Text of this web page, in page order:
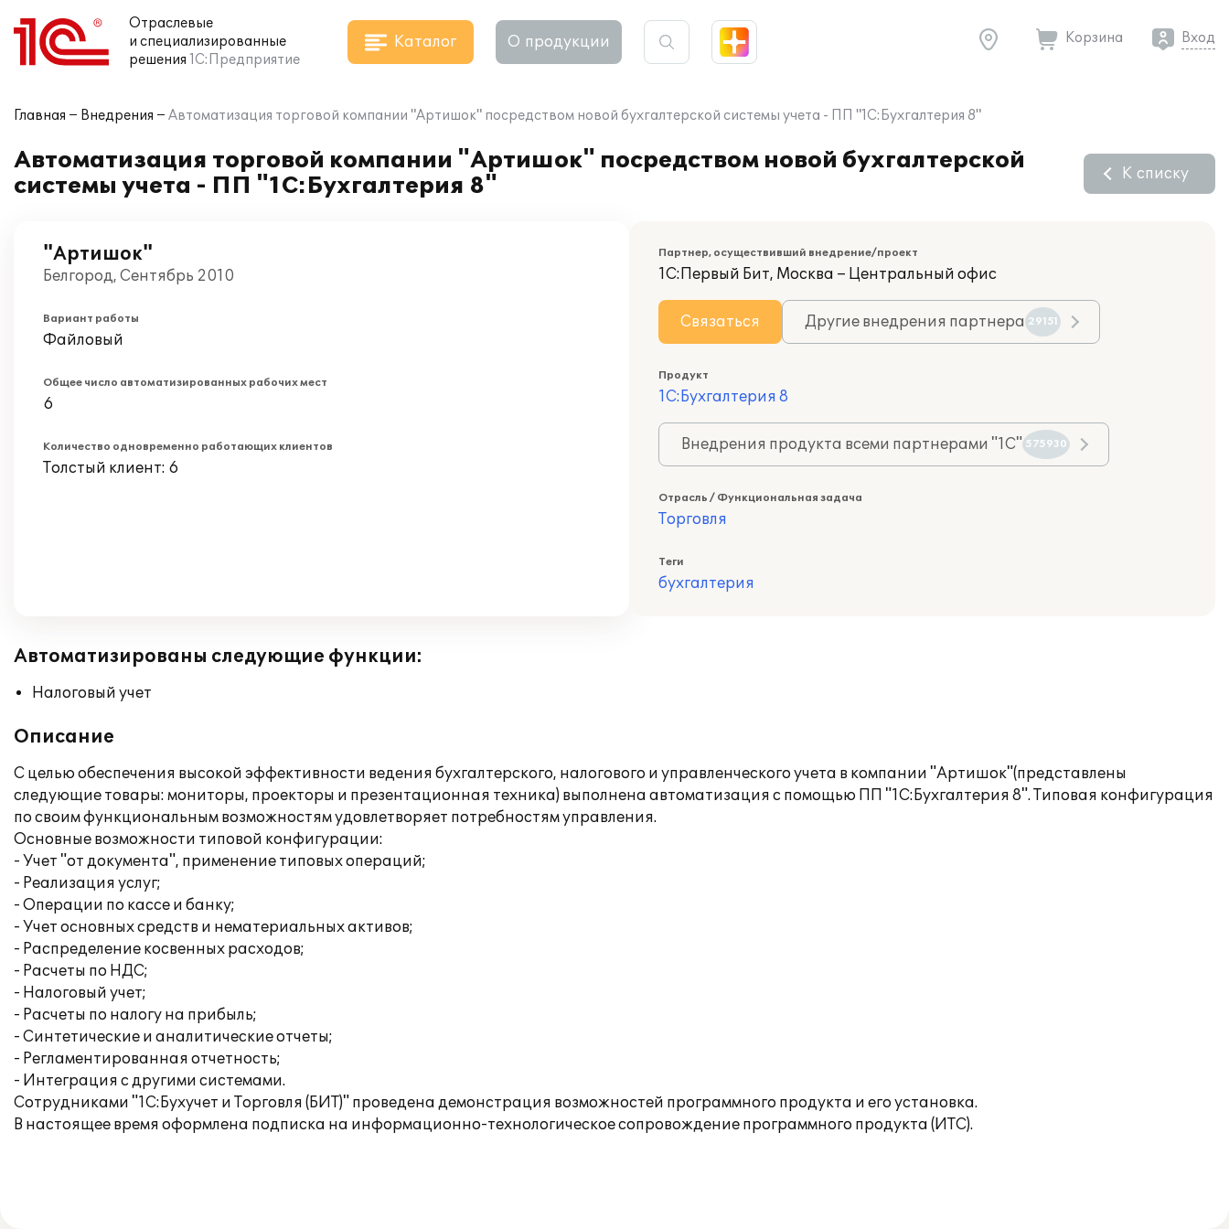
Отраслевые
и специализированные
решения 1С:Предприятие
Каталог О продукции Корзина Вход
Главная Внедрения Автоматизация торговой компании "Артишок" посредством новой бухгалтерской системы учета - ПП "1С:Бухгалтерия 8"
Автоматизация торговой компании "Артишок" посредством новой бухгалтерской
системы учета - ПП "1С:Бухгалтерия 8"
К списку
"Артишок"
Белгород, Сентябрь 2010
Вариант работы
Файловый
Общее число автоматизированных рабочих мест
6
Количество одновременно работающих клиентов
Толстый клиент: 6
Партнер, осуществивший внедрение/проект
1С:Первый Бит, Москва – Центральный офис
Связаться Другие внедрения партнера 29151
Продукт
1С:Бухгалтерия 8
Внедрения продукта всеми партнерами "1С" 575930
Отрасль / Функциональная задача
Торговля
Теги
бухгалтерия
Автоматизированы следующие функции:
Налоговый учет
Описание
С целью обеспечения высокой эффективности ведения бухгалтерского, налогового и управленческого учета в компании "Артишок"(представлены
следующие товары: мониторы, проекторы и презентационная техника) выполнена автоматизация с помощью ПП "1С:Бухгалтерия 8". Типовая конфигурация
по своим функциональным возможностям удовлетворяет потребностям управления.
Основные возможности типовой конфигурации:
- Учет "от документа", применение типовых операций;
- Реализация услуг;
- Операции по кассе и банку;
- Учет основных средств и нематериальных активов;
- Распределение косвенных расходов;
- Расчеты по НДС;
- Налоговый учет;
- Расчеты по налогу на прибыль;
- Синтетические и аналитические отчеты;
- Регламентированная отчетность;
- Интеграция с другими системами.
Сотрудниками "1С:Бухучет и Торговля (БИТ)" проведена демонстрация возможностей программного продукта и его установка.
В настоящее время оформлена подписка на информационно-технологическое сопровождение программного продукта (ИТС).